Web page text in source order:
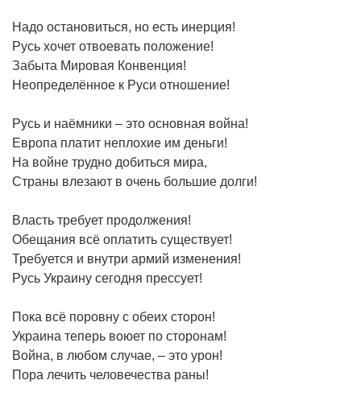
Надо остановиться, но есть инерция!
Русь хочет отвоевать положение!
Забыта Мировая Конвенция!
Неопределённое к Руси отношение!
Русь и наёмники – это основная война!
Европа платит неплохие им деньги!
На войне трудно добиться мира,
Страны влезают в очень большие долги!
Власть требует продолжения!
Обещания всё оплатить существует!
Требуется и внутри армий изменения!
Русь Украину сегодня прессует!
Пока всё поровну с обеих сторон!
Украина теперь воюет по сторонам!
Война, в любом случае, – это урон!
Пора лечить человечества раны!